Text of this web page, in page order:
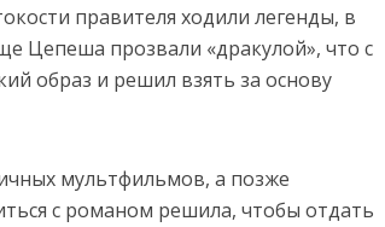
правителя ходили легенды, в
Цепеша прозвали «дракулой», что с
образ и решил взять за основу
мультфильмов, а позже
с романом решила, чтобы отдать